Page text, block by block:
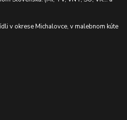
v okrese Michalovce, v malebnom kúte